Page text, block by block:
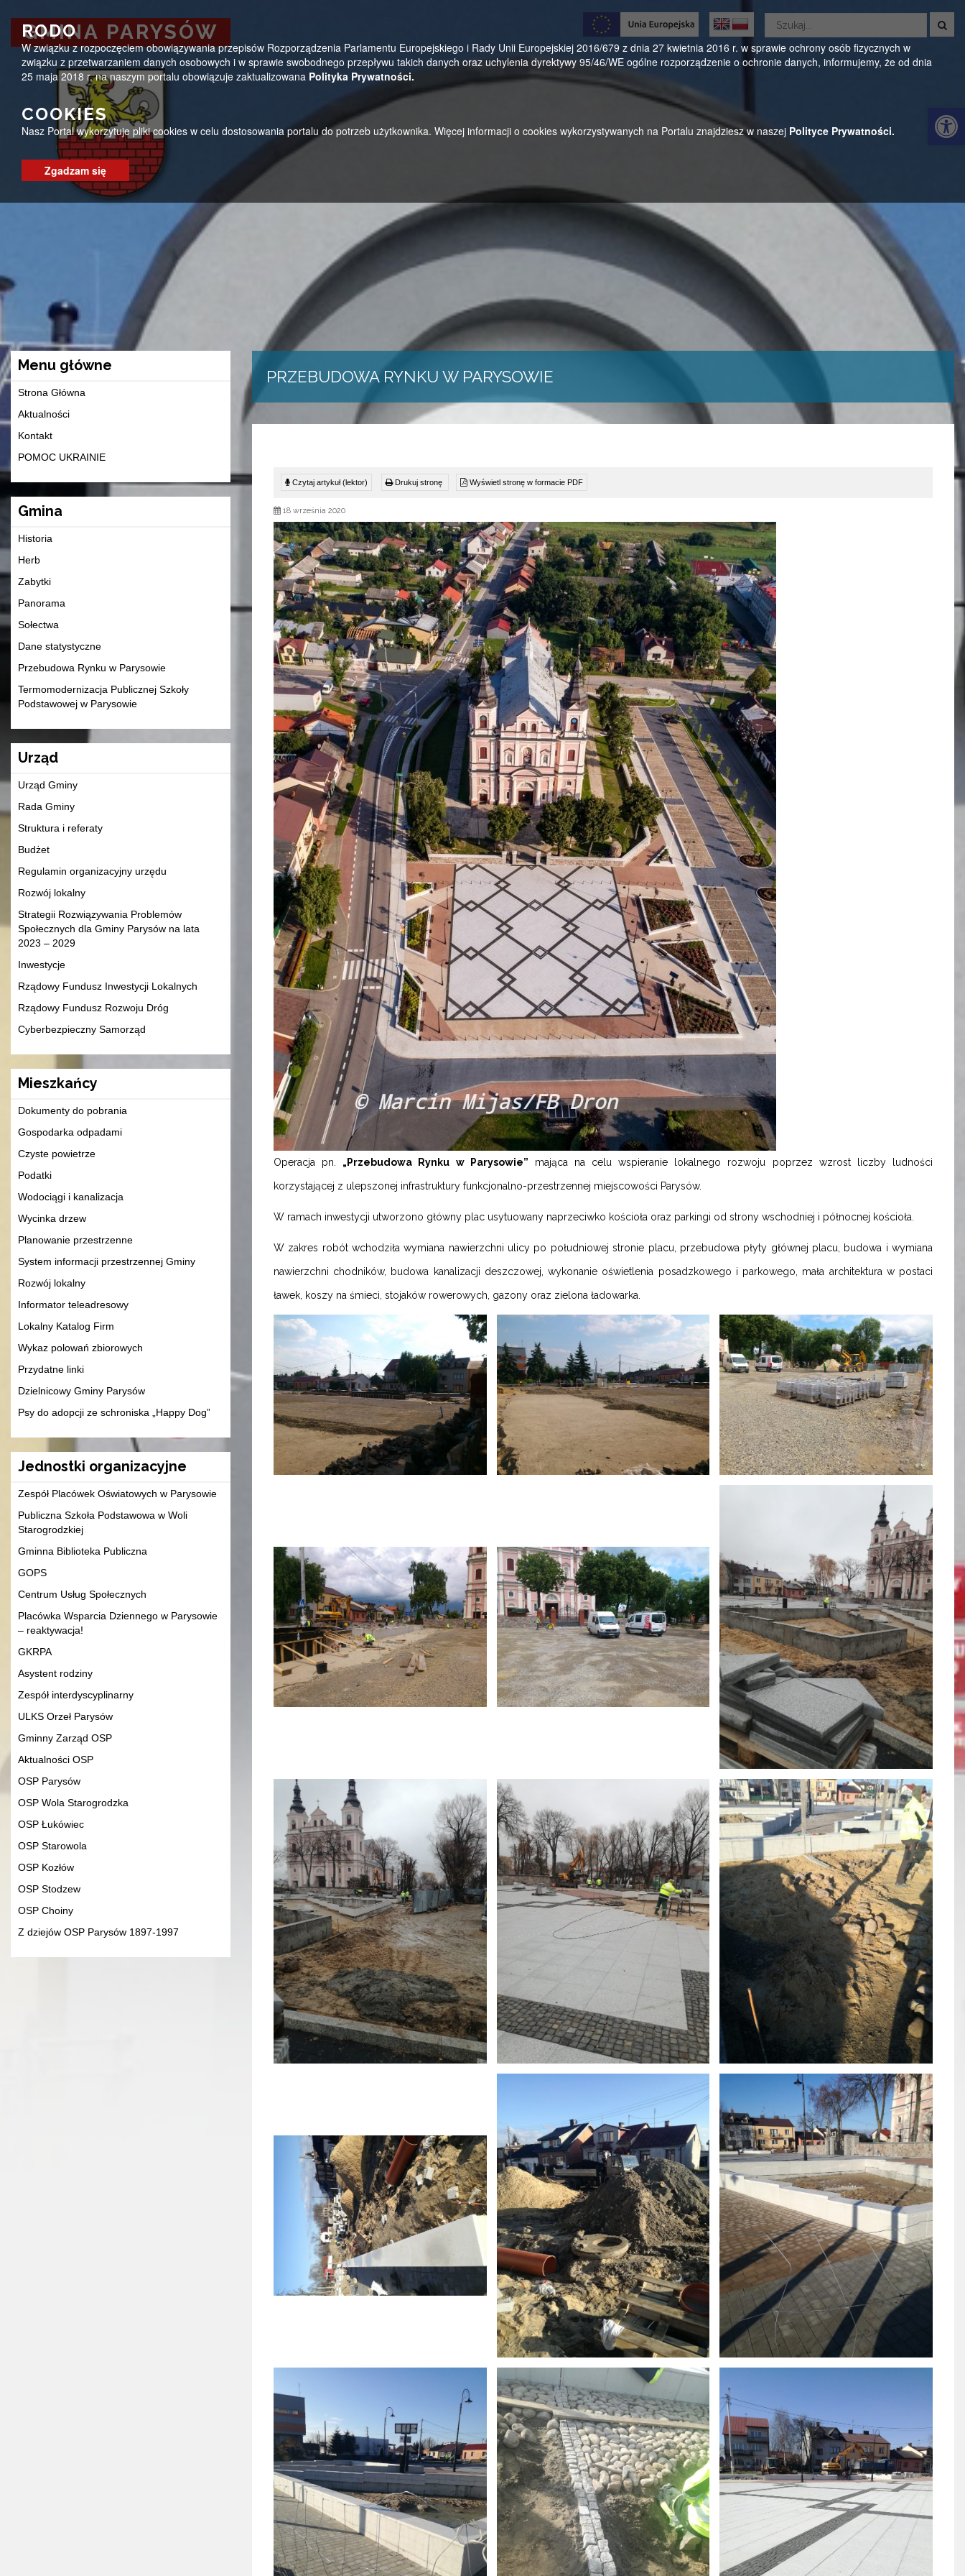
RODO
W związku z rozpoczęciem obowiązywania przepisów Rozporządzenia Parlamentu Europejskiego i Rady Unii Europejskiej 2016/679 z dnia 27 kwietnia 2016 r. w sprawie ochrony osób fizycznych w
związku z przetwarzaniem danych osobowych i w sprawie swobodnego przepływu takich danych oraz uchylenia dyrektywy 95/46/WE ogólne rozporządzenie o ochronie danych, informujemy, że od dnia
25 maja 2018 r. na naszym portalu obowiązuje zaktualizowana Polityka Prywatności.
COOKIES
Nasz Portal wykorzytuje pliki cookies w celu dostosowania portalu do potrzeb użytkownika. Więcej informacji o cookies wykorzystywanych na Portalu znajdziesz w naszej Polityce Prywatności.
Zgadzam się
GMINA PARYSÓW
Oficjalny serwis Gminy Parysów
ul. Kościuszki 28, 08-441 Parysów, mazowieckie
GMINA PARYSÓW
Wyszukaj
serwisie
Menu główne
Strona Główna
Aktualności
Kontakt
POMOC UKRAINIE
Gmina
Historia
Herb
Zabytki
Panorama
Sołectwa
Dane statystyczne
Przebudowa Rynku w Parysowie
Termomodernizacja Publicznej Szkoły
Podstawowej w Parysowie
Urząd
Urząd Gminy
Rada Gminy
Struktura i referaty
Budżet
Regulamin organizacyjny urzędu
Rozwój lokalny
Strategii Rozwiązywania Problemów
Społecznych dla Gminy Parysów na lata
2023 – 2029
Inwestycje
Rządowy Fundusz Inwestycji Lokalnych
Rządowy Fundusz Rozwoju Dróg
Cyberbezpieczny Samorząd
Mieszkańcy
Dokumenty do pobrania
Gospodarka odpadami
Czyste powietrze
Podatki
Wodociągi i kanalizacja
Wycinka drzew
Planowanie przestrzenne
System informacji przestrzennej Gminy
Rozwój lokalny
Informator teleadresowy
Lokalny Katalog Firm
Wykaz polowań zbiorowych
Przydatne linki
Dzielnicowy Gminy Parysów
Psy do adopcji ze schroniska „Happy Dog”
Jednostki organizacyjne
Zespół Placówek Oświatowych w Parysowie
Publiczna Szkoła Podstawowa w Woli
Starogrodzkiej
Gminna Biblioteka Publiczna
GOPS
Centrum Usług Społecznych
Placówka Wsparcia Dziennego w Parysowie
– reaktywacja!
GKRPA
Asystent rodziny
Zespół interdyscyplinarny
ULKS Orzeł Parysów
Gminny Zarząd OSP
Aktualności OSP
OSP Parysów
OSP Wola Starogrodzka
OSP Łukówiec
OSP Starowola
OSP Kozłów
OSP Stodzew
OSP Choiny
Z dziejów OSP Parysów 1897-1997
PRZEBUDOWA RYNKU W PARYSOWIE
Czytaj artykuł (lektor) Drukuj stronę Wyświetl stronę w formacie PDF
18 września 2020
Operacja pn. „Przebudowa Rynku w Parysowie” mająca na celu wspieranie lokalnego rozwoju poprzez wzrost liczby ludności
korzystającej z ulepszonej infrastruktury funkcjonalno-przestrzennej miejscowości Parysów.
W ramach inwestycji utworzono główny plac usytuowany naprzeciwko kościoła oraz parkingi od strony wschodniej i północnej kościoła.
W zakres robót wchodziła wymiana nawierzchni ulicy po południowej stronie placu, przebudowa płyty głównej placu, budowa i wymiana
nawierzchni chodników, budowa kanalizacji deszczowej, wykonanie oświetlenia posadzkowego i parkowego, mała architektura w postaci
ławek, koszy na śmieci, stojaków rowerowych, gazony oraz zielona ładowarka.